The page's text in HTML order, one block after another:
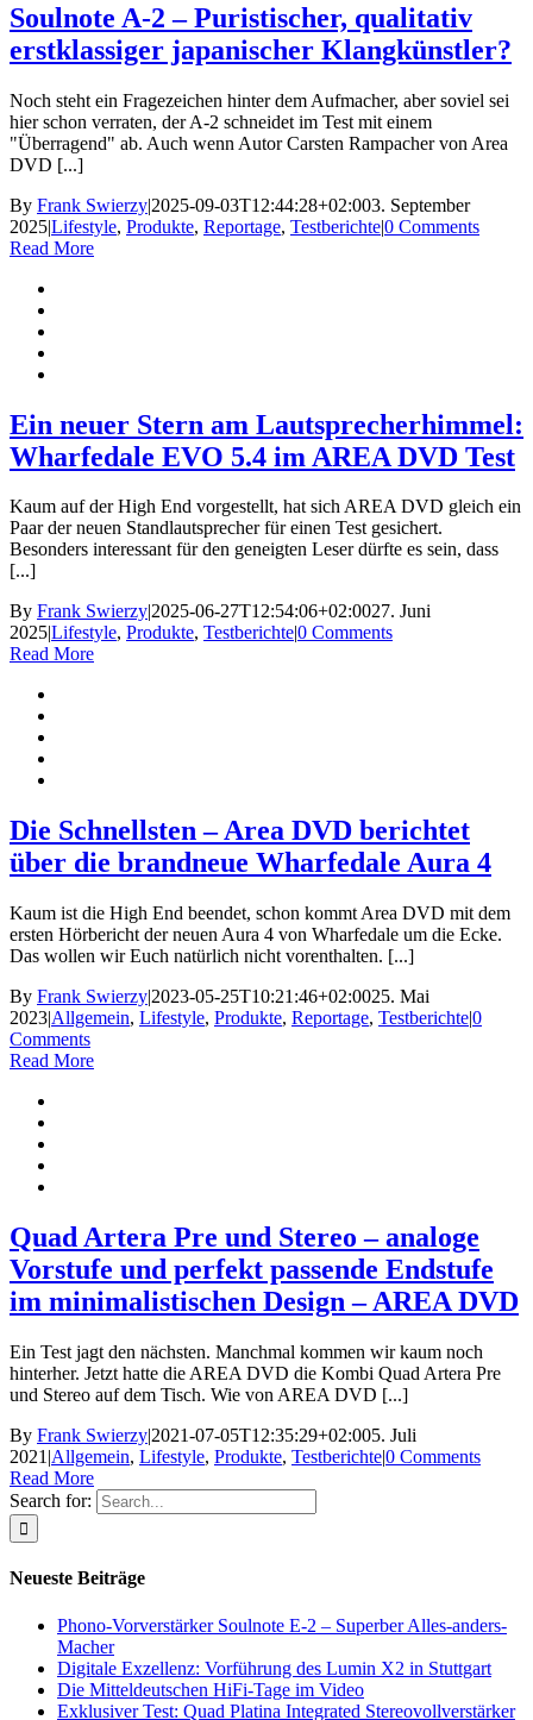
Soulnote A-2 – Puristischer, qualitativ
erstklassiger japanischer Klangkünstler?
Noch steht ein Fragezeichen hinter dem Aufmacher, aber soviel sei
hier schon verraten, der A-2 schneidet im Test mit einem
"Überragend" ab. Auch wenn Autor Carsten Rampacher von Area
DVD [...]
By Frank Swierzy|2025-09-03T12:44:28+02:003. September
2025|Lifestyle, Produkte, Reportage, Testberichte|0 Comments
Read More
Ein neuer Stern am Lautsprecherhimmel:
Wharfedale EVO 5.4 im AREA DVD Test
Kaum auf der High End vorgestellt, hat sich AREA DVD gleich ein
Paar der neuen Standlautsprecher für einen Test gesichert.
Besonders interessant für den geneigten Leser dürfte es sein, dass
[...]
By Frank Swierzy|2025-06-27T12:54:06+02:0027. Juni
2025|Lifestyle, Produkte, Testberichte|0 Comments
Read More
Die Schnellsten – Area DVD berichtet
über die brandneue Wharfedale Aura 4
Kaum ist die High End beendet, schon kommt Area DVD mit dem
ersten Hörbericht der neuen Aura 4 von Wharfedale um die Ecke.
Das wollen wir Euch natürlich nicht vorenthalten. [...]
By Frank Swierzy|2023-05-25T10:21:46+02:0025. Mai
2023|Allgemein, Lifestyle, Produkte, Reportage, Testberichte|0
Comments
Read More
Quad Artera Pre und Stereo – analoge
Vorstufe und perfekt passende Endstufe
im minimalistischen Design – AREA DVD
Ein Test jagt den nächsten. Manchmal kommen wir kaum noch
hinterher. Jetzt hatte die AREA DVD die Kombi Quad Artera Pre
und Stereo auf dem Tisch. Wie von AREA DVD [...]
By Frank Swierzy|2021-07-05T12:35:29+02:005. Juli
2021 |Allgemein, Lifestyle, Produkte, Testberichte|0 Comments
Read More
Search for:
Neueste Beiträge
Phono-Vorverstärker Soulnote E-2 – Superber Alles-anders-
Macher
Digitale Exzellenz: Vorführung des Lumin X2 in Stuttgart
Die Mitteldeutschen HiFi-Tage im Video
Exklusiver Test: Quad Platina Integrated Stereovollverstärker